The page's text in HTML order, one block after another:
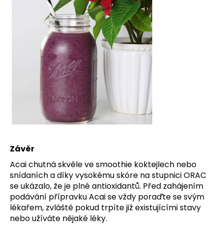
Závěr
Acai chutná skvěle ve smoothie koktejlech nebo
snídaních a díky vysokému skóre na stupnici ORAC
se ukázalo, že je plné antioxidantů. Před zahájením
podávání přípravku Acai se vždy poraďte se svým
lékařem, zvláště pokud trpíte již existujícími stavy
nebo užíváte nějaké léky.